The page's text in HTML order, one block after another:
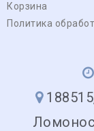
Корзина
Политика